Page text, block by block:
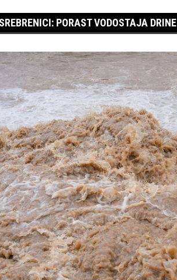
PORAST VODOSTAJA DRINE